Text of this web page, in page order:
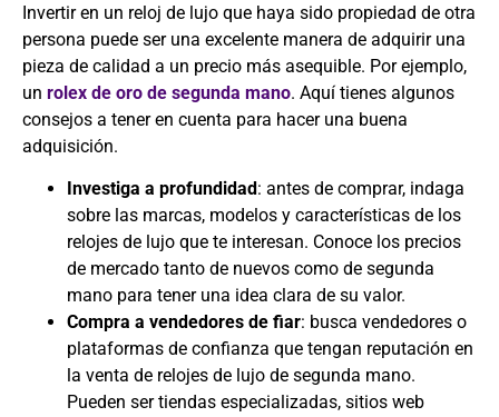
Invertir en un reloj de lujo que haya sido propiedad de otra
persona puede ser una excelente manera de adquirir una
pieza de calidad a un precio más asequible. Por ejemplo,
un rolex de oro de segunda mano. Aquí tienes algunos
consejos a tener en cuenta para hacer una buena
adquisición.
Investiga a profundidad : antes de comprar, indaga
sobre las marcas, modelos y características de los
relojes de lujo que te interesan. Conoce los precios
de mercado tanto de nuevos como de segunda
mano para tener una idea clara de su valor.
Compra a vendedores de fiar: busca vendedores o
plataformas de confianza que tengan reputación en
la venta de relojes de lujo de segunda mano.
Pueden ser tiendas especializadas, sitios web